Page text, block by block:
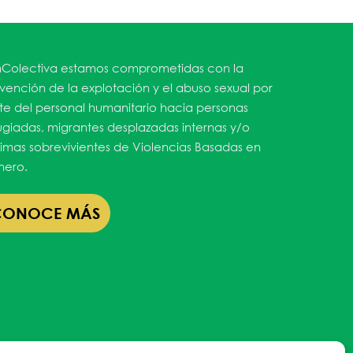
estamos comprometidas con la
de la explotación y el abuso sexual por
del personal humanitario hacia personas
migrantes desplazadas internas y/o
sobrevivientes de Violencias Basadas en
MÁS